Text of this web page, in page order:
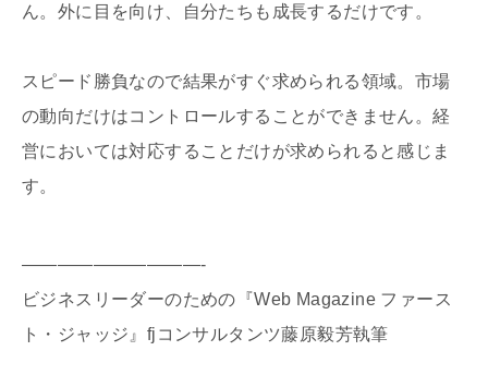
ん。外に目を向け、自分たちも成長するだけです。
スピード勝負なので結果がすぐ求められる領域。市場
の動向だけはコントロールすることができません。経
営においては対応することだけが求められると感じま
す。
——————————-
ビジネスリーダーのための『Web Magazine ファース
ト・ジャッジ』fjコンサルタンツ藤原毅芳執筆